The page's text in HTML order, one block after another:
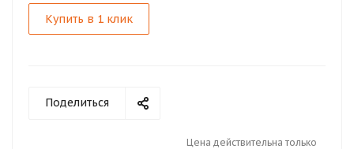
Купить в 1 клик
Поделиться
Цена действительна только